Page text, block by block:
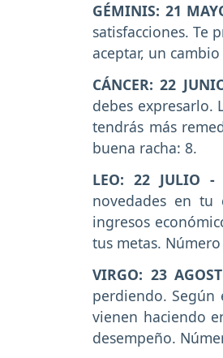
GÉMINIS: 21
satisfacciones. Te
aceptar, un
CÁNCER: 22
debes expresarlo.
tendrás más
buena racha: 8.
LEO: 22 JULIO -
novedades en
ingresos
tus metas.
VIRGO: 23
perdiendo. Según
vienen haciendo
desempeño.